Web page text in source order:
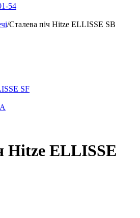
54
/Сталева піч Hitze ELLISSE SB
Hitze ELLISSE